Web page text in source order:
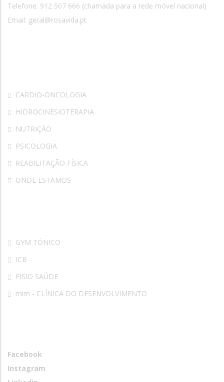
Telefone: 912 507 666 (chamada para a rede móvel nacional)
Email: geral@rosavida.pt
CARDIO-ONCOLOGIA
HIDROCINESIOTERAPIA
NUTRIÇÃO
PSICOLOGIA
REABILITAÇÃO FÍSICA
ONDE ESTAMOS
GYM TÓNICO
ICB
FISIO SAÚDE
mim - CLÍNICA DO DESENVOLVIMENTO
Facebook
Instagram